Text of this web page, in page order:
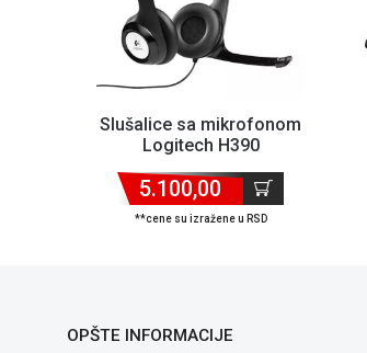
Slušalice sa mikrofonom
Logitech H390
5.100,00
**cene su izražene u RSD
OPŠTE INFORMACIJE